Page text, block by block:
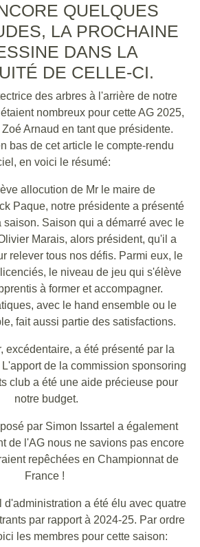
QUELQUES
LA PROCHAINE
DANS LA
DE CELLE-CI.
des arbres à l'arrière de notre
nombreux pour cette AG 2025,
Arnaud en tant que présidente.
bas de cet article le compte-rendu
en voici le résumé:
allocution de Mr le maire de
Paque, notre présidente a présenté
saison. Saison qui a démarré avec le
Marais, alors président, qu'il a
relever tous nos défis. Parmi eux, le
le niveau de jeu qui s'élève
à former et accompagner.
avec le hand ensemble ou le
fait aussi partie des satisfactions.
excédentaire, a été présenté par la
de la commission sponsoring
club a été une aide précieuse pour
notre budget.
par Simon Issartel a également
de l'AG nous ne savions pas encore
repêchées en Championnat de
France !
d'administration a été élu avec quatre
par rapport à 2024-25. Par ordre
les membres pour cette saison: